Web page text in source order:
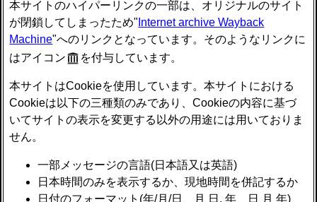
本サイトのハイパーリンクの一部は、オリジナルのサイト
が閉鎖してしまったため" Internet archive Wayback
Machine"へのリンクとなっています。そのようなリンクに
はアイコン
を付与しています。
本サイトはCookieを使用しています。本サイトにおける
Cookieは以下の三種類のみであり、Cookieの内容に基づ
いてサイトの表示を変更する以外の用途には用いておりま
せん。
一部メッセージの言語(日本語又は英語)
日本時間のみを表示するか、現地時間を併記するか
日付のフォーマット(年/月/日、月 日, 年、日 月 年)